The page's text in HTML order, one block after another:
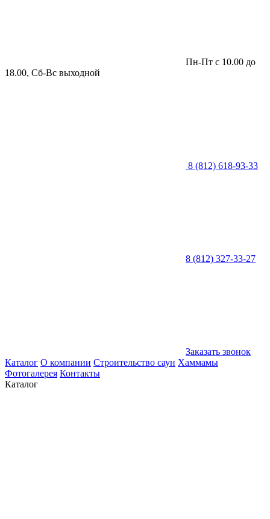
Пн-Пт с 10.00 до
18.00, Сб-Вс выходной
8 (812) 618-93-33
8 (812) 327-33-27
Заказать звонок
Каталог О компании Строительство саун Хаммамы
Фотогалерея Контакты
Каталог